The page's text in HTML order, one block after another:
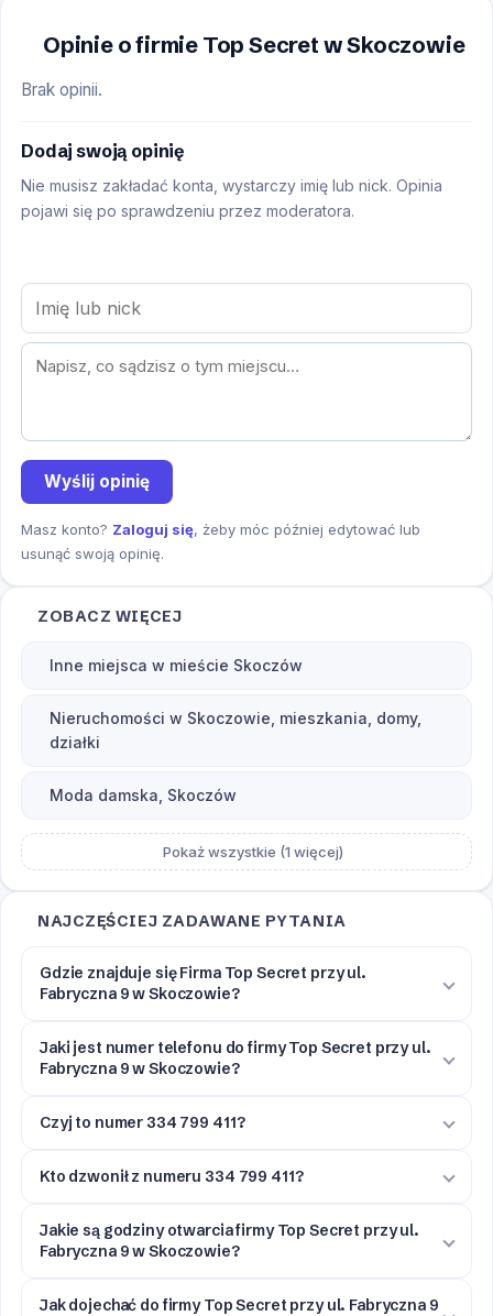
Opinie o firmie Top Secret w Skoczowie
Brak opinii.
Dodaj swoją opinię
Nie musisz zakładać konta, wystarczy imię lub nick. Opinia
pojawi się po sprawdzeniu przez moderatora.
Wyślij opinię
Masz konto? Zaloguj się, żeby móc później edytować lub
usunąć swoją opinię.
ZOBACZ WIĘCEJ
Inne miejsca w mieście Skoczów
Nieruchomości w Skoczowie, mieszkania, domy,
działki
Moda damska, Skoczów
Pokaż wszystkie (1 więcej)
NAJCZĘŚCIEJ ZADAWANE PYTANIA
Gdzie znajduje się Firma Top Secret przy ul.
Fabryczna 9 w Skoczowie?
Jaki jest numer telefonu do firmy Top Secret przy ul.
Fabryczna 9 w Skoczowie?
Czyj to numer 334 799 411?
Kto dzwonił z numeru 334 799 411?
Jakie są godziny otwarcia firmy Top Secret przy ul.
Fabryczna 9 w Skoczowie?
Jak dojechać do firmy Top Secret przy ul. Fabryczna 9